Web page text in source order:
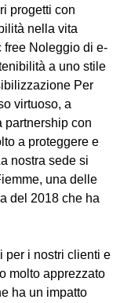
progetti con
nella vita
free Noleggio di e-
a uno stile
Per
virtuoso, a
partnership con
a proteggere e
nostra sede si
una delle
del 2018 che ha
per i nostri clienti e
molto apprezzato
ha un impatto